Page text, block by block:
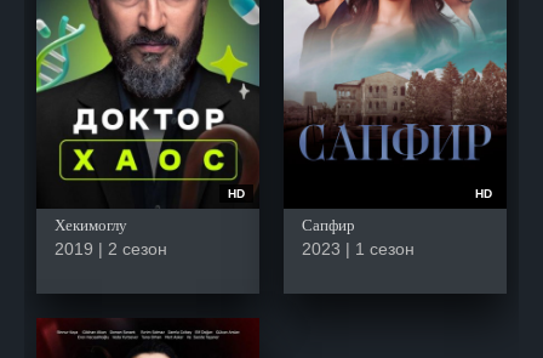
HD
Хекимоглу
2019 | 2 сезон
HD
Сапфир
2023 | 1 сезон